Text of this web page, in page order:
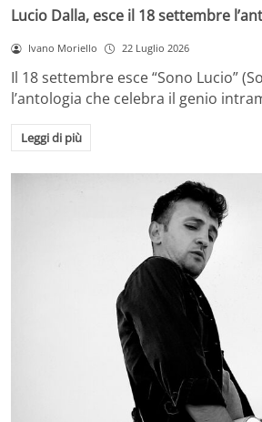
Lucio Dalla, esce il 18 settembre
Ivano Moriello 22 Luglio 2026
Il 18 settembre esce “Sono Lucio”
l’antologia che celebra il genio
Leggi di più